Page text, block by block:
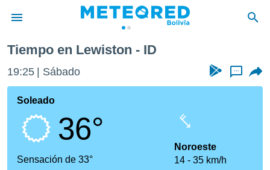
de
ha
calidad.
a este
Tiempo en Lewiston - ID
19:25 Sábado ...
Soleado
36°
Sensación de 33°
Noroeste
14
35 km/h